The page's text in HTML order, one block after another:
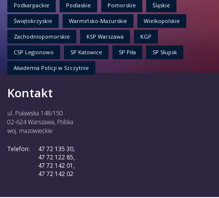
Podkarpackie Podlaskie Pomorskie Śląskie
Świętokrzyskie Warmińsko-Mazurskie Wielkopolskie
Zachodniopomorskie KSP Warszawa KGP
CSP Legionowo SP Katowice SP Piła SP Słupsk
Akademia Policji w Szczytnie
Kontakt
ul. Puławska 148/150
02-624 Warszawa, Polska
woj. mazowieckie
Telefon:
47 72 135 30,
47 72 122 85,
47 72 142 01,
47 72 142 02